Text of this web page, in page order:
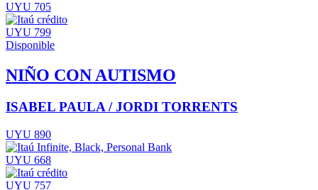
UYU 705
UYU 799
Disponible
NIÑO CON AUTISMO
ISABEL PAULA / JORDI TORRENTS
UYU 890
UYU 668
UYU 757